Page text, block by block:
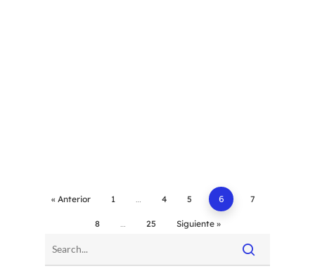
« Anterior 1 4 5 6 7
8 25 Siguiente »